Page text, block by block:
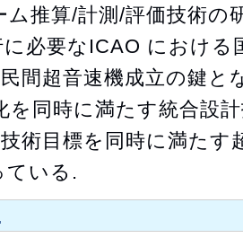
ム推算/計測/評価技術の
に必要なICAO における
間超音速機成立の鍵と
を同時に満たす統合設
術目標を同時に満たす
ている.